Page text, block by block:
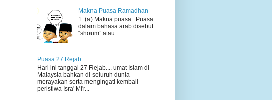
Makna Puasa Ramadhan
1. (a) Makna puasa . Puasa
dalam bahasa arab disebut
“shoum” atau...
Puasa 27 Rejab
Hari ini tanggal 27 Rejab.... umat Islam di
Malaysia bahkan di seluruh dunia
merayakan serta mengingati kembali
peristiwa Isra' Mi'r...